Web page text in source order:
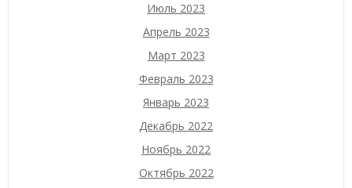
Июль 2023
Апрель 2023
Март 2023
Февраль 2023
Январь 2023
Декабрь 2022
Ноябрь 2022
Октябрь 2022